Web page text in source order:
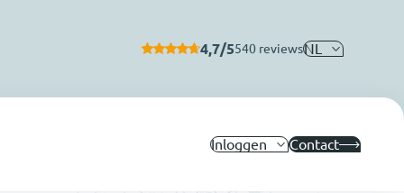
4,7/5540 reviewsNL
Inloggen Contact